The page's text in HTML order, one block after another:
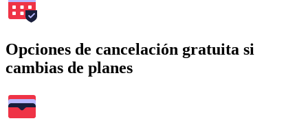
Opciones de cancelación gratuita si
cambias de planes